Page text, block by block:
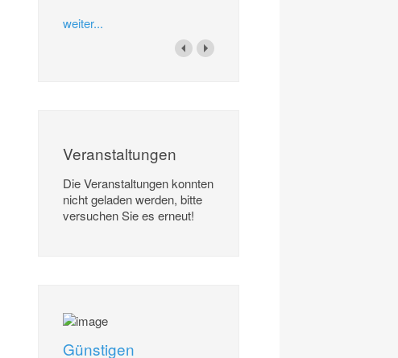
weiter...
Veranstaltungen
Die Veranstaltungen konnten
nicht geladen werden, bitte
versuchen Sie es erneut!
Günstigen